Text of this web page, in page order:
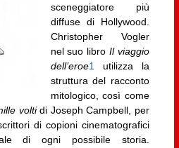
sceneggiatore più
diffuse di Hollywood.
Christopher Vogler
nel suo libro Il viaggio
dell’eroe1
utilizza la
struttura del racconto
mitologico, così come
voltidi Joseph Campbell, per
di copioni cinematografici
di ogni possibile storia.